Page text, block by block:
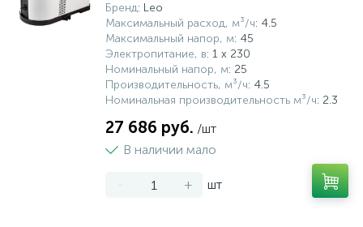
Бренд: Leo
Максимальный расход, м³/ч: 4.5
Максимальный напор, м: 45
Электропитание, в: 1 x 230
Номинальный напор, м: 25
Производительность, м³/ч: 4.5
Номинальная производительность м³/ч: 2.3
27 686 руб. /шт
В наличии мало
- + шт